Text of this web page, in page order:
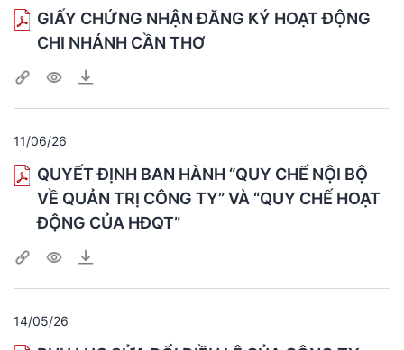
GIẤY CHỨNG NHẬN ĐĂNG KÝ HOẠT ĐỘNG
CHI NHÁNH CẦN THƠ
11/06/26
QUYẾT ĐỊNH BAN HÀNH “QUY CHẾ NỘI BỘ
VỀ QUẢN TRỊ CÔNG TY” VÀ “QUY CHẾ HOẠT
ĐỘNG CỦA HĐQT”
14/05/26